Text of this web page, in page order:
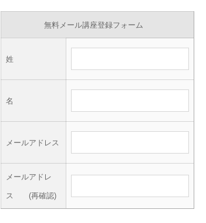
無料メール講座登録フォーム
姓
名
メールアドレス
メールアドレ
ス (再確認)